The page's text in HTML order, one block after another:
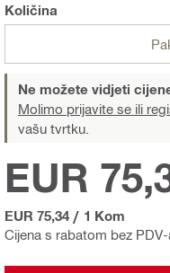
Količina
Ne možete vidjeti
Molimo prijavite se ili
vašu tvrtku.
Cijena s rabatom bez
EUR
EUR 75,34 / 1 Kom